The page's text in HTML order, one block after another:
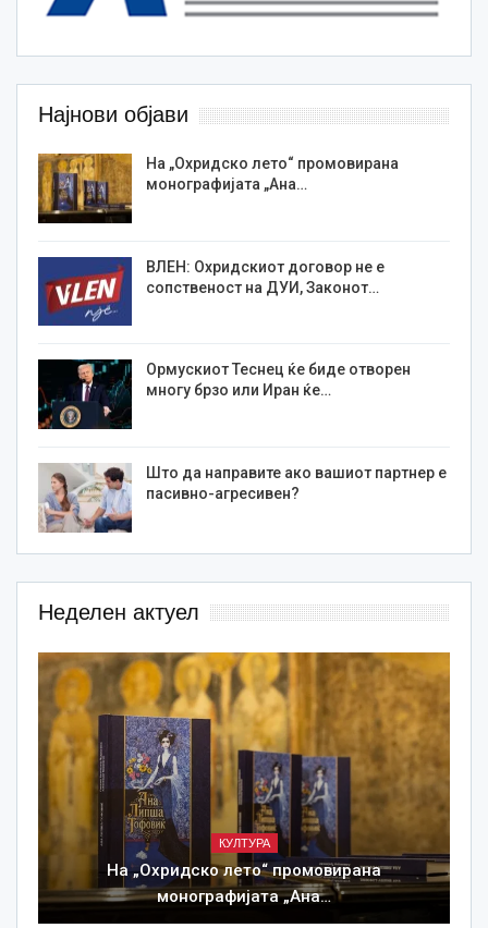
Најнови објави
На „Охридско лето“ промовирана
монографијата „Ана…
ВЛЕН: Охридскиот договор не е
сопственост на ДУИ, Законот…
Ормускиот Теснец ќе биде отворен
многу брзо или Иран ќе…
Што да направите ако вашиот партнер е
пасивно-агресивен?
Неделен актуел
КУЛТУРА
На „Охридско лето“ промовирана
монографијата „Ана…